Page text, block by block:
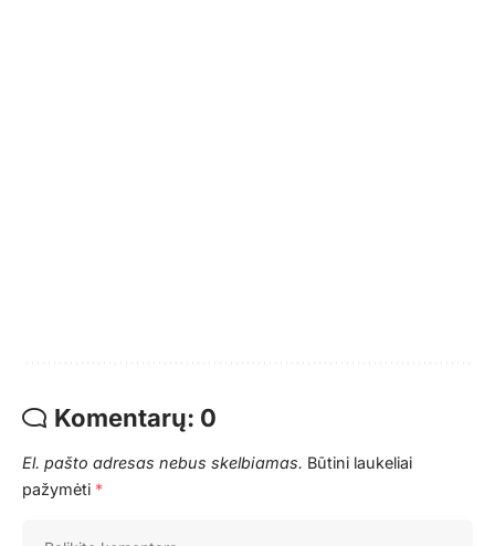
Komentarų: 0
El. pašto adresas nebus skelbiamas. Būtini laukeliai
pažymėti *